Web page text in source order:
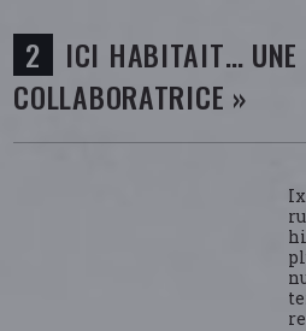
ICI HABITAIT… UNE
COLLABORATRICE »